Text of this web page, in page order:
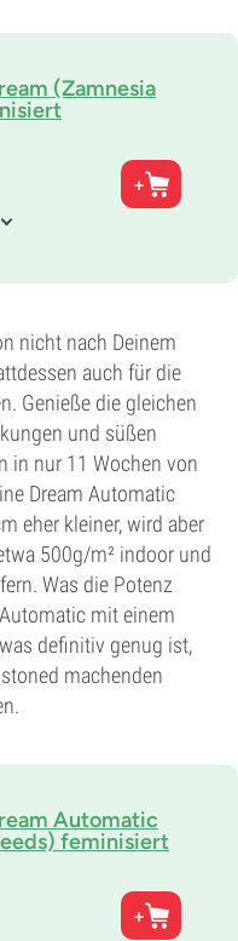
(Zamnesia
nicht nach Deinem
auch für die
Genieße die gleichen
und süßen
in nur 11 Wochen von
Dream Automatic
eher kleiner, wird aber
500g/m² indoor und
Was die Potenz
mit einem
definitiv genug ist,
machenden
Automatic
feminisiert